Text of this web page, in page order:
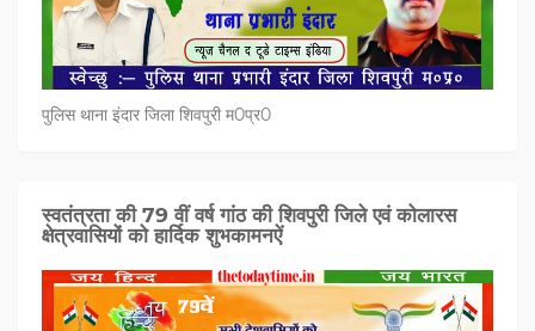
पुलिस थाना इंदार जिला शिवपुरी म0प्र0
स्वतंत्रता की 79 वीं वर्ष गांठ की शिवपुरी जिले एवं कोलारस
क्षेत्रवासियों को हार्दिक शुभकामनऐं